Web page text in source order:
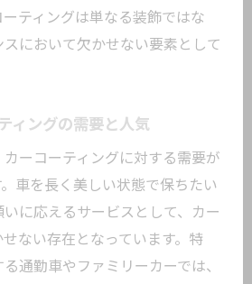
ーコーティング業者の条件
見る信頼できる業者の見分け
ォーマンスを考慮した選び方
ぶ優良業者の見つけ方
選ぶ業者の選び方
辺でのお勧め業者の特徴
つカーコーティングの秘訣と
ティングは単なる装飾ではな
において欠かせない要素として
ィングの需要と人気
ーコーティングに対する需要が
車を長く美しい状態で保ちたい
に応えるサービスとして、カー
ない存在となっています。特
通勤車やファミリーカーでは、